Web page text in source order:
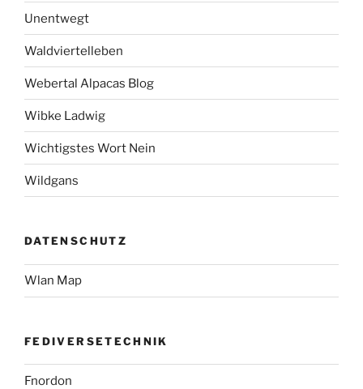
Unentwegt
Waldviertelleben
Webertal Alpacas Blog
Wibke Ladwig
Wichtigstes Wort Nein
Wildgans
DATENSCHUTZ
Wlan Map
FEDIVERSETECHNIK
Fnordon